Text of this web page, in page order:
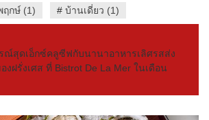
กษ์ (1) # บ้านเดี่ยว (1)
ณ์สุดเอ็กซ์คลูซีฟกับนานาอาหารเลิศรสส่ง
งฝรั่งเศส ที่ Bistrot De La Mer ในเดือน